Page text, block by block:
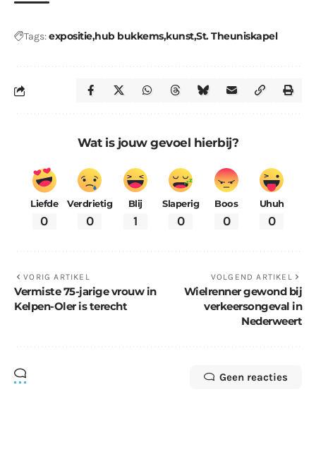
Tags:expositiehub bukkemskunstSt. Theuniskapel
Wat is jouw gevoel hierbij?
Liefde
0
Verdrietig
0
Blij
1
Slaperig
0
Boos
0
Uhuh
0
VORIG ARTIKEL
Vermiste 75-jarige vrouw in
Kelpen-Oler is terecht
VOLGEND ARTIKEL
Wielrenner gewond bij
verkeersongeval in
Nederweert
Geen reacties